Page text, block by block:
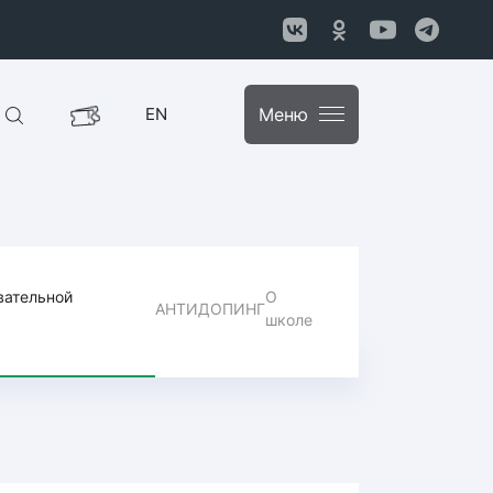
EN Меню
АНТИДОПИНГ
О
школе